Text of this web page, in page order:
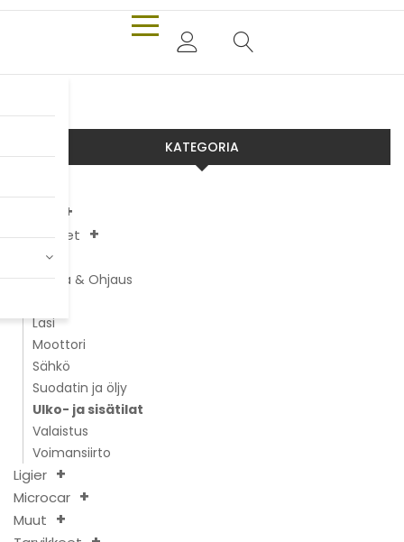
KATEGORIA
Chatenet
Alusta & Ohjaus
Lasi
Moottori
Sähkö
Suodatin ja öljy
Ulko- ja sisätilat
Valaistus
Voimansiirto
Ligier
Microcar
Muut